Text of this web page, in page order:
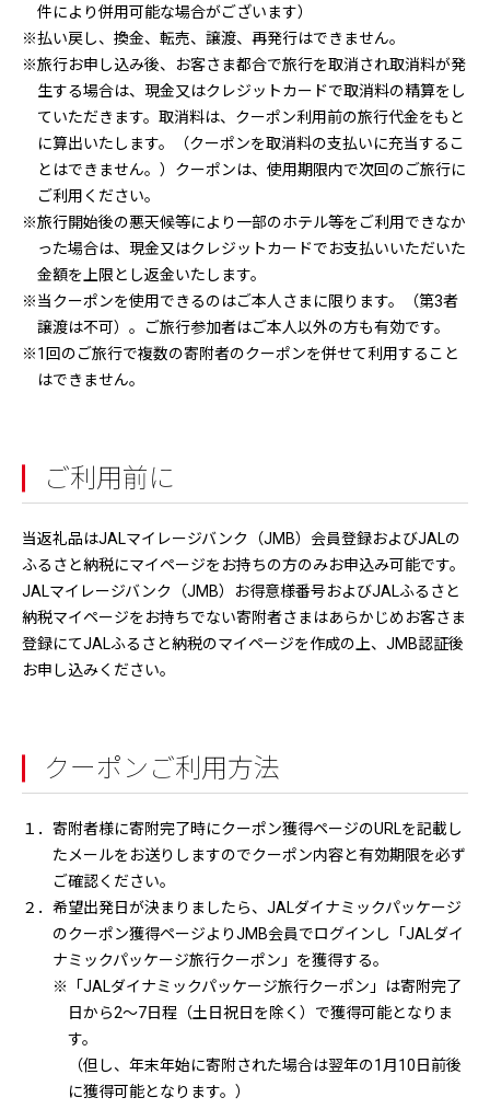
件により併用可能な場合がございます）
※払い戻し、換金、転売、譲渡、再発行はできません。
※旅行お申し込み後、お客さま都合で旅行を取消され取消料が発
生する場合は、現金又はクレジットカードで取消料の精算をし
ていただきます。取消料は、クーポン利用前の旅行代金をもと
に算出いたします。（クーポンを取消料の支払いに充当するこ
とはできません。）クーポンは、使用期限内で次回のご旅行に
ご利用ください。
※旅行開始後の悪天候等により一部のホテル等をご利用できなか
った場合は、現金又はクレジットカードでお支払いいただいた
金額を上限とし返金いたします。
※当クーポンを使用できるのはご本人さまに限ります。（第3者
譲渡は不可）。ご旅行参加者はご本人以外の方も有効です。
※1回のご旅行で複数の寄附者のクーポンを併せて利用すること
はできません。
ご利用前に
当返礼品はJALマイレージバンク（JMB）会員登録およびJALの
ふるさと納税にマイページをお持ちの方のみお申込み可能です。
JALマイレージバンク（JMB）お得意様番号およびJALふるさと
納税マイページをお持ちでない寄附者さまはあらかじめお客さま
登録にてJALふるさと納税のマイページを作成の上、JMB認証後
お申し込みください。
クーポンご利用方法
１．寄附者様に寄附完了時にクーポン獲得ページのURLを記載し
たメールをお送りしますのでクーポン内容と有効期限を必ず
ご確認ください。
２．希望出発日が決まりましたら、JALダイナミックパッケージ
のクーポン獲得ページよりJMB会員でログインし「JALダイ
ナミックパッケージ旅行クーポン」を獲得する。
※「JALダイナミックパッケージ旅行クーポン」は寄附完了
日から2～7日程（土日祝日を除く）で獲得可能となりま
す。
（但し、年末年始に寄附された場合は翌年の1月10日前後
に獲得可能となります。）